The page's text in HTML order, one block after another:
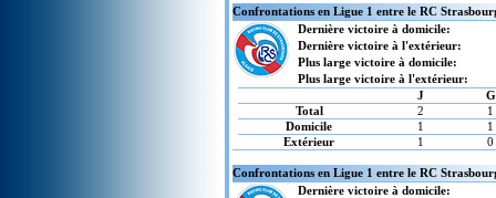
Confrontations en Ligue 1 entre le RC
Dernière victoire à domicile:
Dernière victoire à l'extérieur:
Plus large victoire à domicile:
Plus large victoire à l'extérieur:
J
G
Total
2
1
Domicile
1
1
Extérieur
1 0
Confrontations en Ligue 1 entre le RC
Dernière victoire à domicile: